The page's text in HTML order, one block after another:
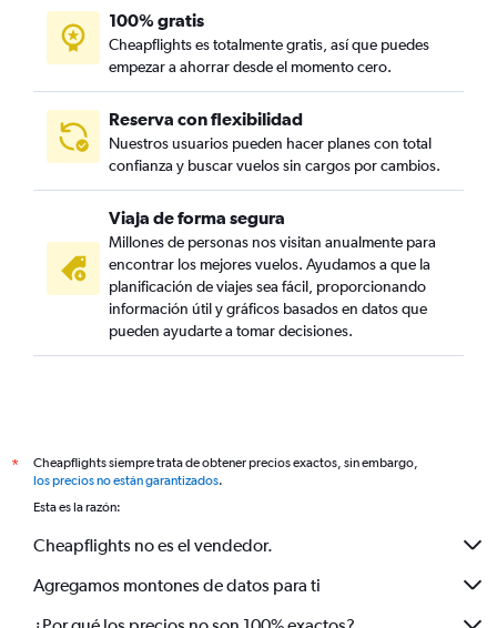
100% gratis
Cheapflights es totalmente gratis, así que puedes
empezar a ahorrar desde el momento cero.
Reserva con flexibilidad
Nuestros usuarios pueden hacer planes con total
confianza y buscar vuelos sin cargos por cambios.
Viaja de forma segura
Millones de personas nos visitan anualmente para
encontrar los mejores vuelos. Ayudamos a que la
planificación de viajes sea fácil, proporcionando
información útil y gráficos basados en datos que
pueden ayudarte a tomar decisiones.
*
Cheapflights siempre trata de obtener precios exactos, sin embargo,
los precios no están garantizados.
Esta es la razón:
Cheapflights no es el vendedor.
Agregamos montones de datos para ti